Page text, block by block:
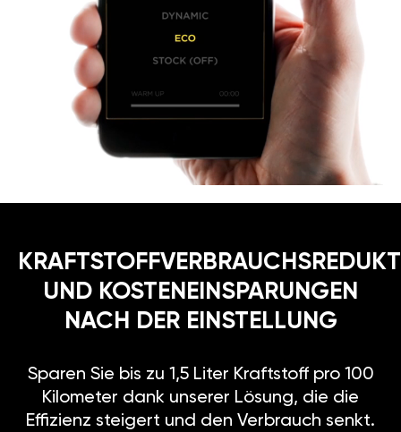
UND KOSTENEINSPARUNGEN
NACH DER EINSTELLUNG
Sparen Sie bis zu 1,5 Liter Kraftstoff pro 100
Kilometer dank unserer Lösung, die die
Effizienz steigert und den Verbrauch senkt.